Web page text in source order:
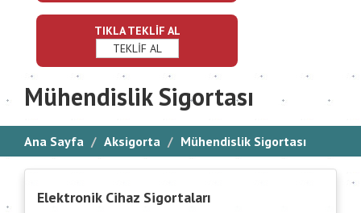
TIKLA TEKLİF AL
TEKLİF AL
Mühendislik Sigortası
Ana Sayfa Aksigorta Mühendislik Sigortası
Elektronik Cihaz Sigortaları